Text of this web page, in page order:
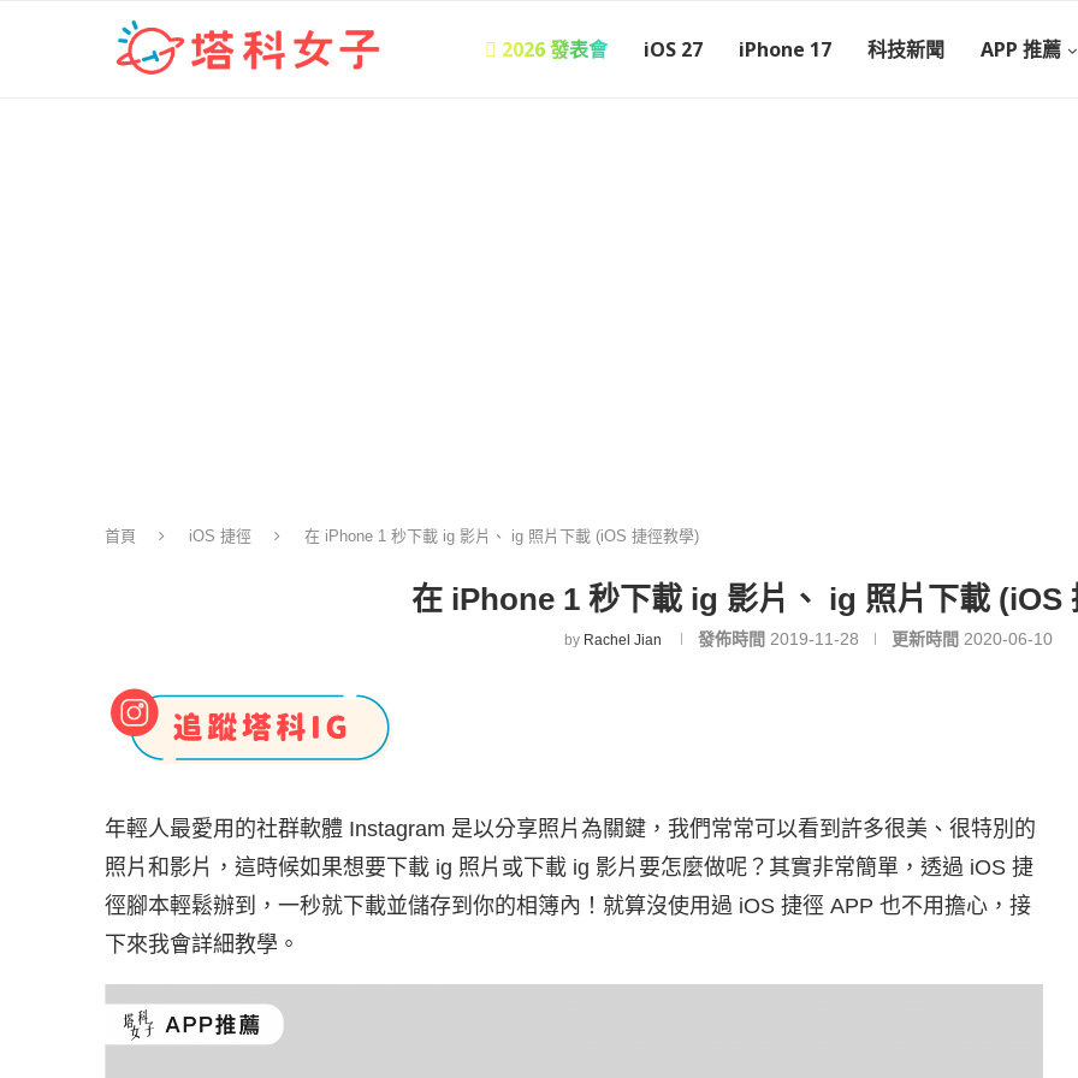
 2026 發表會 iOS 27 iPhone 17 科技新聞 APP 推薦
首頁 iOS 捷徑 在 iPhone 1 秒下載 ig 影片、 ig 照片下載 (iOS 捷徑教學)
在 iPhone 1 秒下載 ig 影片、 ig 照片下載 (iOS
by Rachel Jian 發佈時間 2019-11-28 更新時間 2020-06-10
年輕人最愛用的社群軟體 Instagram 是以分享照片為關鍵，我們常常可以看到許多很美、很特別的
照片和影片，這時候如果想要下載 ig 照片或下載 ig 影片要怎麼做呢？其實非常簡單，透過 iOS 捷
徑腳本輕鬆辦到，一秒就下載並儲存到你的相簿內！就算沒使用過 iOS 捷徑 APP 也不用擔心，接
下來我會詳細教學。